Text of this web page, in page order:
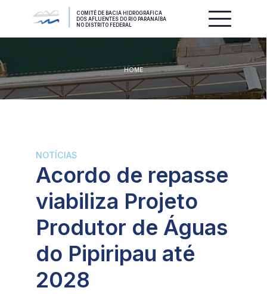
COMITÊ DE BACIA HIDROGRÁFICA
DOS AFLUENTES DO RIO PARANAÍBA
NO DISTRITO FEDERAL
HOME
NOTÍCIAS
Acordo de repasse
viabiliza Projeto
Produtor de Águas
do Pipiripau até
2028